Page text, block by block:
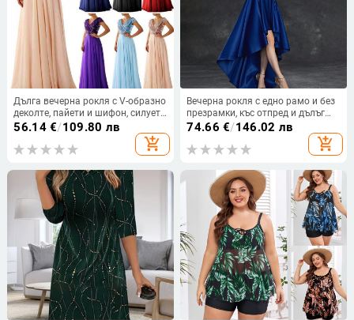
Дълга вечерна рокля с V-образно
деколте, пайети и шифон, силует
А-образен, висока талия
56.14€/109.80 лв
add_shopping_cart
Вечерна рокля с едно рамо и без
презрамки, къс отпред и дълъг
отзад, елегантна рокля за бал,
74.66 €/146.02 лв
add_shopping_cart